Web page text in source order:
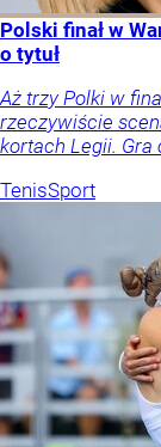
Polski finał w
o tytuł
Aż trzy Polki w
rzeczywiście
kortach Legii. Gra
TenisSport